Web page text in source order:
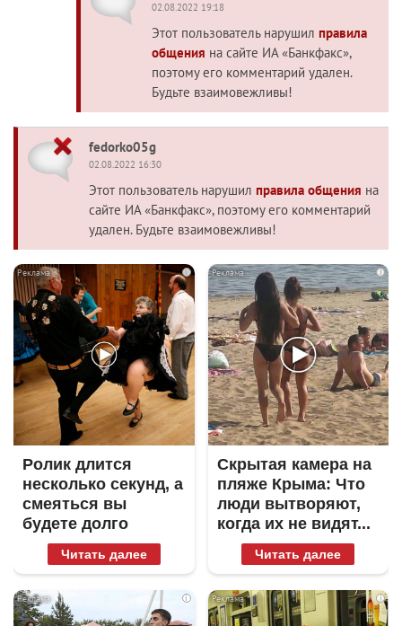
02.08.2022 19:18
Этот пользователь нарушил правила
общения на сайте ИА «Банкфакс»,
поэтому его комментарий удален.
Будьте взаимовежливы!
fedorko05g
02.08.2022 16:30
Этот пользователь нарушил правила общения на
сайте ИА «Банкфакс», поэтому его комментарий
удален. Будьте взаимовежливы!
i
Ролик длится
несколько секунд, а
смеяться вы
будете долго
Читать далее
i
Скрытая камера на
пляже Крыма: Что
люди вытворяют,
когда их не видят...
Читать далее
i i